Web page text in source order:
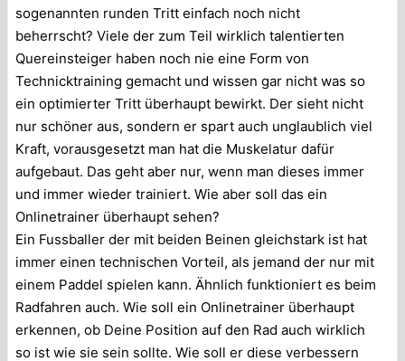
sogenannten runden Tritt einfach noch nicht
beherrscht? Viele der zum Teil wirklich talentierten
Quereinsteiger haben noch nie eine Form von
Technicktraining gemacht und wissen gar nicht was so
ein optimierter Tritt überhaupt bewirkt. Der sieht nicht
nur schöner aus, sondern er spart auch unglaublich viel
Kraft, vorausgesetzt man hat die Muskelatur dafür
aufgebaut. Das geht aber nur, wenn man dieses immer
und immer wieder trainiert. Wie aber soll das ein
Onlinetrainer überhaupt sehen?
Ein Fussballer der mit beiden Beinen gleichstark ist hat
immer einen technischen Vorteil, als jemand der nur mit
einem Paddel spielen kann. Ähnlich funktioniert es beim
Radfahren auch. Wie soll ein Onlinetrainer überhaupt
erkennen, ob Deine Position auf den Rad auch wirklich
so ist wie sie sein sollte. Wie soll er diese verbessern